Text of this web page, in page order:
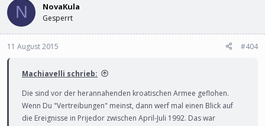
N NovaKula
Gesperrt
11 August 2015 #404
Machiavelli schrieb:
Die sind vor der herannahenden kroatischen Armee geflohen.
Wenn Du "Vertreibungen" meinst, dann werf mal einen Blick auf
die Ereignisse in Prijedor zwischen April-Juli 1992. Das war